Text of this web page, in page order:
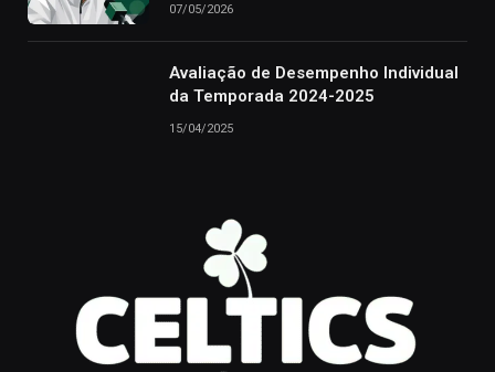
07/05/2026
Avaliação de Desempenho Individual
da Temporada 2024-2025
15/04/2025